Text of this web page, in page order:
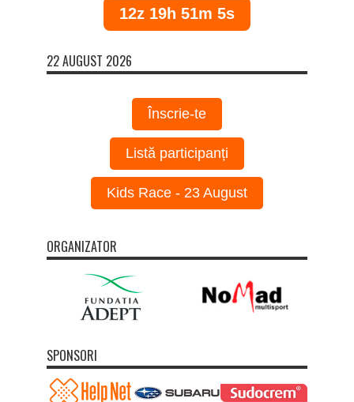
12z 19h 51m 5s
22 AUGUST 2026
Înscrie-te
Listă participanți
Kids Race - 23 August
ORGANIZATOR
SPONSORI